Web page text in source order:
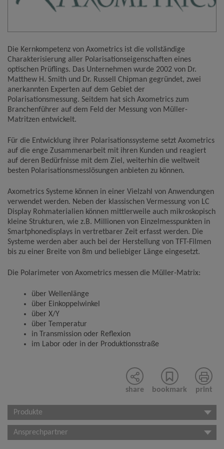
Die Kernkompetenz von Axometrics ist die vollständige
Charakterisierung aller Polarisationseigenschaften eines
optischen Prüflings. Das Unternehmen wurde 2002 von Dr.
Matthew H. Smith und Dr. Russell Chipman gegründet, zwei
anerkannten Experten auf dem Gebiet der
Polarisationsmessung. Seitdem hat sich Axometrics zum
Branchenführer auf dem Feld der Messung von Müller-
Matritzen entwickelt.
Für die Entwicklung ihrer Polarisationssysteme setzt Axometrics
auf die enge Zusammenarbeit mit ihren Kunden und reagiert
auf deren Bedürfnisse mit dem Ziel, weiterhin die weltweit
besten Polarisationsmesslösungen anbieten zu können.
Axometrics Systeme können in einer Vielzahl von Anwendungen
verwendet werden. Neben der klassischen Vermessung von LC
Display Rohmaterialien können mittlerweile auch mikroskopisch
kleine Strukturen, wie z.B. Millionen von Einzelmesspunkten in
Smartphonedisplays in vertretbarer Zeit erfasst werden. Die
Systeme werden aber auch bei der Herstellung von TFT-Filmen
bis zu einer Breite von 8m und beliebiger Länge eingesetzt.
Die Polarimeter von Axometrics messen die Müller-Matrix:
über Wellenlänge
über Einkoppelwinkel
über X/Y
über Temperatur
in Transmission oder Reflexion
im Labor oder in der Produktionsstraße
share bookmark print
Produkte
Ansprechpartner
Anbieter
Google LLC
Erzeugt statistische Daten darüber, wie der
Besucher die Website nutzt.
Cookie Name
_ga,_gid
Cookie Laufzeit
2 Jahre
Infos schließen